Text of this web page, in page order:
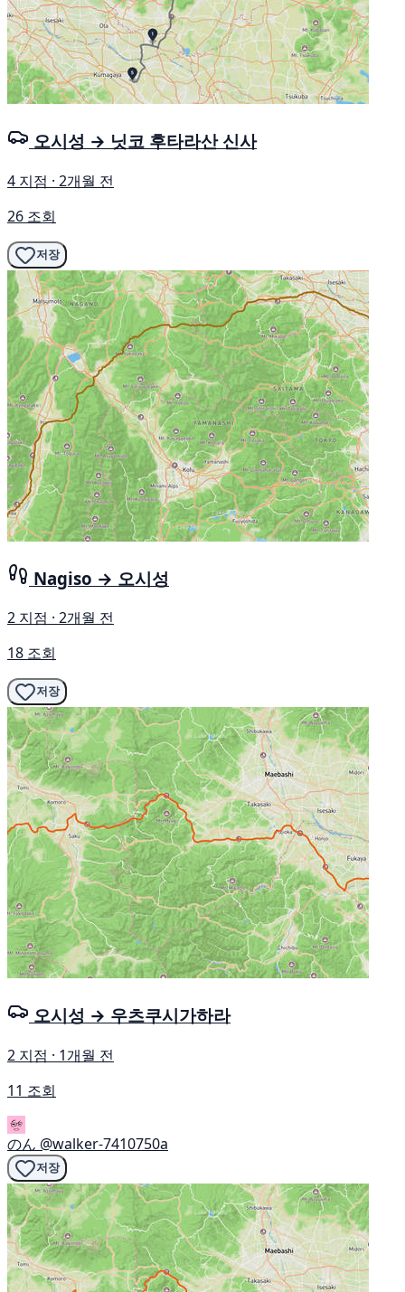
오시성 → 닛코 후타라산 신사
4 지점 · 2개월 전
26 조회
저장
Nagiso → 오시성
2 지점 · 2개월 전
18 조회
저장
오시성 → 우츠쿠시가하라
2 지점 · 1개월 전
11 조회
のん @walker-7410750a
저장